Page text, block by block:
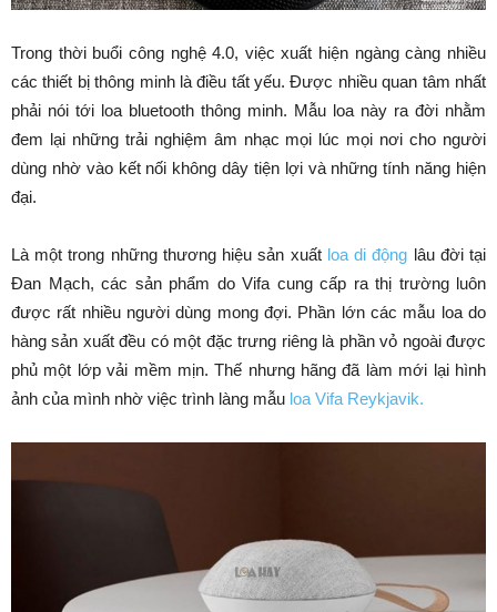
Trong thời buổi công nghệ 4.0, việc xuất hiện ngàng càng nhiều
các thiết bị thông minh là điều tất yếu. Được nhiều quan tâm nhất
phải nói tới loa bluetooth thông minh. Mẫu loa này ra đời nhằm
đem lại những trải nghiệm âm nhạc mọi lúc mọi nơi cho người
dùng nhờ vào kết nối không dây tiện lợi và những tính năng hiện
đại.
Là một trong những thương hiệu sản xuất loa di động lâu đời tại
Đan Mạch, các sản phẩm do Vifa cung cấp ra thị trường luôn
được rất nhiều người dùng mong đợi. Phần lớn các mẫu loa do
hàng sản xuất đều có một đặc trưng riêng là phần vỏ ngoài được
phủ một lớp vải mềm mịn. Thế nhưng hãng đã làm mới lại hình
ảnh của mình nhờ việc trình làng mẫu loa Vifa Reykjavik.